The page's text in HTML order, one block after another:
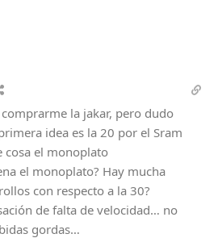
la jakar, pero dudo
idea es la 20 por el Sram
cosa el monoplato
el monoplato? Hay mucha
con respecto a la 30?
de falta de velocidad… no
gordas…